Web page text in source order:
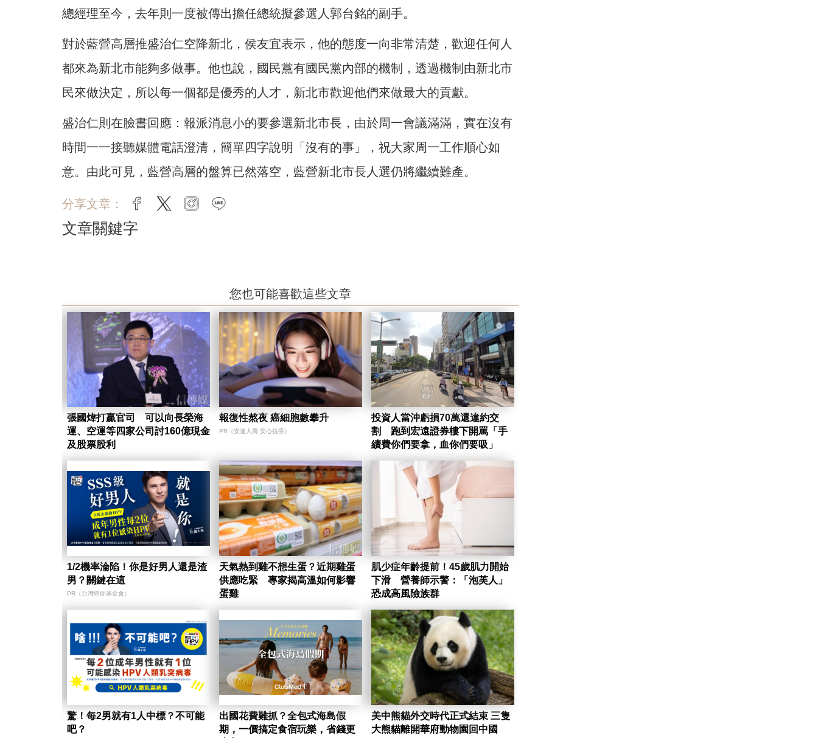
總經理至今，去年則一度被傳出擔任總統擬參選人郭台銘的副手。
對於藍營高層推盛治仁空降新北，侯友宜表示，他的態度一向非常清楚，歡迎任何人
都來為新北市能夠多做事。他也說，國民黨有國民黨內部的機制，透過機制由新北市
民來做決定，所以每一個都是優秀的人才，新北市歡迎他們來做最大的貢獻。
盛治仁則在臉書回應：報派消息小的要參選新北市長，由於周一會議滿滿，實在沒有
時間一一接聽媒體電話澄清，簡單四字說明「沒有的事」，祝大家周一工作順心如
意。由此可見，藍營高層的盤算已然落空，藍營新北市長人選仍將繼續難產。
分享文章： facebook
twitter instagram
文章關鍵字
您也可能喜歡這些文章
張國煒打贏官司 可以向長榮海
運、空運等四家公司討160億現金
及股票股利
報復性熬夜 癌細胞數攀升
PR（安達人壽 安心抗癌）
投資人當沖虧損70萬還違約交
割 跑到宏遠證券樓下開罵「手
續費你們要拿，血你們要吸」
1/2機率淪陷！你是好男人還是渣
男？關鍵在這
PR（台灣癌症基金會）
天氣熱到雞不想生蛋？近期雞蛋
供應吃緊 專家揭高溫如何影響
蛋雞
肌少症年齡提前！45歲肌力開始
下滑 營養師示警：「泡芙人」
恐成高風險族群
驚！每2男就有1人中標？不可能
吧？
出國花費難抓？全包式海島假
期，一價搞定食宿玩樂，省錢更
美中熊貓外交時代正式結束 三隻
大熊貓離開華府動物園回中國